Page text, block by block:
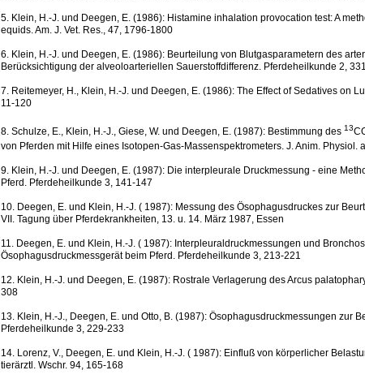
5. Klein, H.-J. und Deegen, E. (1986): Histamine inhalation provocation test: A
equids. Am. J. Vet. Res., 47, 1796-1800
6. Klein, H.-J. und Deegen, E. (1986): Beurteilung von Blutgasparametern des
Berücksichtigung der alveoloarteriellen Sauerstoffdifferenz. Pferdeheilkunde 2,
7. Reitemeyer, H., Klein, H.-J. und Deegen, E. (1986): The Effect of Sedatives on
11-120
8. Schulze, E., Klein, H.-J., Giese, W. und Deegen, E. (1987): Bestimmung des 13
von Pferden mit Hilfe eines Isotopen-Gas-Massenspektrometers. J. Anim. Physiol.
9. Klein, H.-J. und Deegen, E. (1987): Die interpleurale Druckmessung - eine
Pferd. Pferdeheilkunde 3, 141-147
10. Deegen, E. und Klein, H.-J. ( 1987): Messung des Ösophagusdruckes zur
VII. Tagung über Pferdekrankheiten, 13. u. 14. März 1987, Essen
11. Deegen, E. und Klein, H.-J. ( 1987): Interpleuraldruckmessungen und
Ösophagusdruckmessgerät beim Pferd. Pferdeheilkunde 3, 213-221
12. Klein, H.-J. und Deegen, E. (1987): Rostrale Verlagerung des Arcus
308
13. Klein, H.-J., Deegen, E. und Otto, B. (1987): Ösophagusdruckmessungen zur
Pferdeheilkunde 3, 229-233
14. Lorenz, V., Deegen, E. und Klein, H.-J. ( 1987): Einfluß von körperlicher
tierärztl. Wschr. 94, 165-168